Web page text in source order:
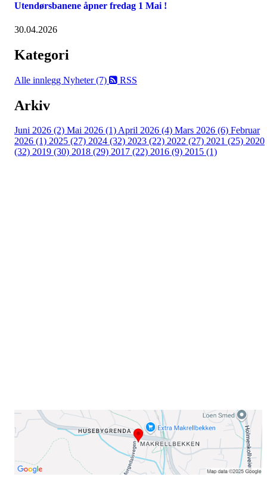
Utendørsbanene åpner fredag 1 Mai !
30.04.2026
Kategori
Alle innlegg Nyheter (7) RSS
Arkiv
Juni 2026 (2) Mai 2026 (1)April 2026 (4) Mars 2026 (6) Februar
2026 (1) 2025 (27) 2024 (32) 2023 (22) 2022 (27) 2021 (25) 2020
(32) 2019 (30) 2018 (29) 2017 (22) 2016 (9) 2015 (1)